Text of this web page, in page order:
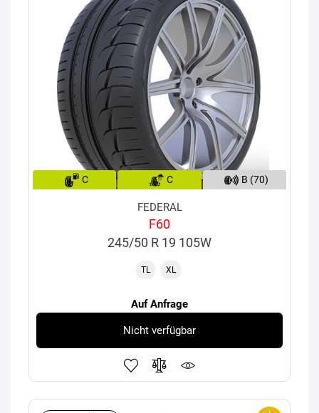
C C B (70)
FEDERAL
F60
245/50 R 19 105W
TL XL
Auf Anfrage
Nicht verfügbar